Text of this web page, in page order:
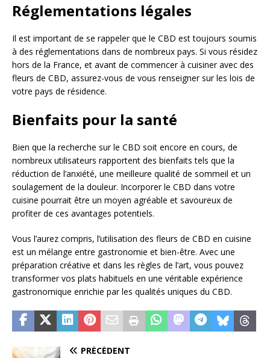
Réglementations légales
Il est important de se rappeler que le CBD est toujours soumis
à des réglementations dans de nombreux pays. Si vous résidez
hors de la France, et avant de commencer à cuisiner avec des
fleurs de CBD, assurez-vous de vous renseigner sur les lois de
votre pays de résidence.
Bienfaits pour la santé
Bien que la recherche sur le CBD soit encore en cours, de
nombreux utilisateurs rapportent des bienfaits tels que la
réduction de l’anxiété, une meilleure qualité de sommeil et un
soulagement de la douleur. Incorporer le CBD dans votre
cuisine pourrait être un moyen agréable et savoureux de
profiter de ces avantages potentiels.
Vous l’aurez compris, l’utilisation des fleurs de CBD en cuisine
est un mélange entre gastronomie et bien-être. Avec une
préparation créative et dans les règles de l’art, vous pouvez
transformer vos plats habituels en une véritable expérience
gastronomique enrichie par les qualités uniques du CBD.
PRÉCÉDENT